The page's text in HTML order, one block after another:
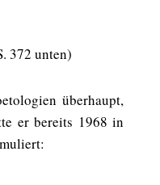
372 unten)
überhaupt,
er bereits 1968 in